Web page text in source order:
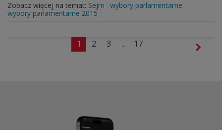
Zobacz więcej na temat: Sejm
wybory parlamentarne
wybory parlamentarne 2015
1 2 3 ... 17